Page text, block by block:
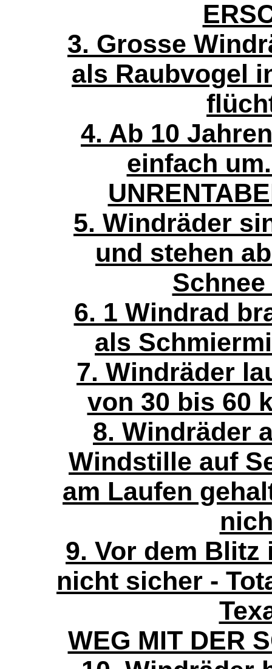
3. Grosse
als Raubvogel
4. Ab 10
einfach
5. Windräder
und stehen
6. 1 Windrad
als
7. Windräder
von 30 bis 60
8. Windräder
Windstille auf
am Laufen
9. Vor dem
nicht sicher -
WEG MIT DER